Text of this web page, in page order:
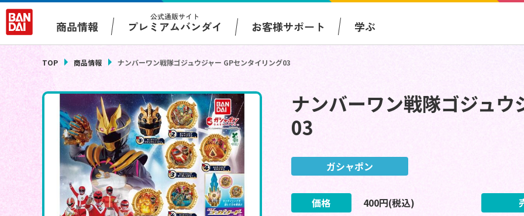
商品情報
公式通販サイト
プレミアムバンダイ お客様サポート 学ぶ
TOP 商品情報 ナンバーワン戦隊ゴジュウジャー GPセンタイリング03
ナンバーワン戦隊ゴジュ
03
ガシャポン
価格 400円(税込)